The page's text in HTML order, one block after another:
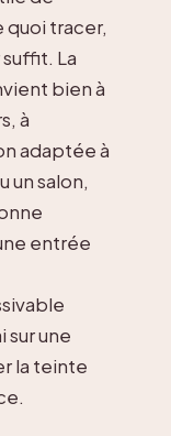
quoi tracer,
La
bien à
à
adaptée à
un salon,
entrée
une
la teinte